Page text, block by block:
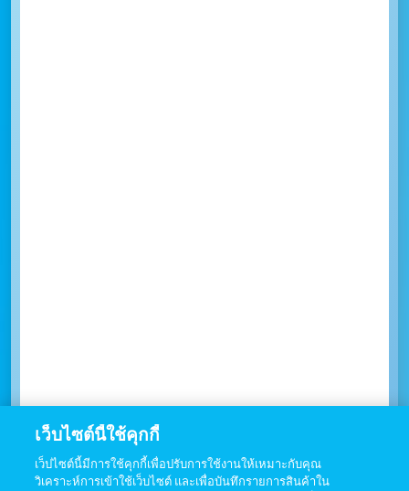
เว็บไซต์นี้ใช้คุกกี้
เว็ปไซต์นี้มีการใช้คุกกี้เพื่อปรับการใช้งานให้เหมาะกับคุณ
วิเคราะห์การเข้าใช้เว็บไซต์ และเพื่อบันทึกรายการสินค้าใน